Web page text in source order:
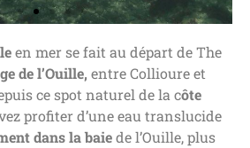
en mer se fait au départ de The
de l’Ouille, entre Collioure et
ce spot naturel de la côte
profiter d’une eau translucide
dans la baiede l’Ouille, plus